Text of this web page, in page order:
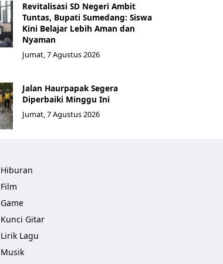
Revitalisasi SD Negeri Ambit
Tuntas, Bupati Sumedang: Siswa
Kini Belajar Lebih Aman dan
Nyaman
Jumat, 7 Agustus 2026
Jalan Haurpapak Segera
Diperbaiki Minggu Ini
Jumat, 7 Agustus 2026
Hiburan
Film
Game
Kunci Gitar
Lirik Lagu
Musik